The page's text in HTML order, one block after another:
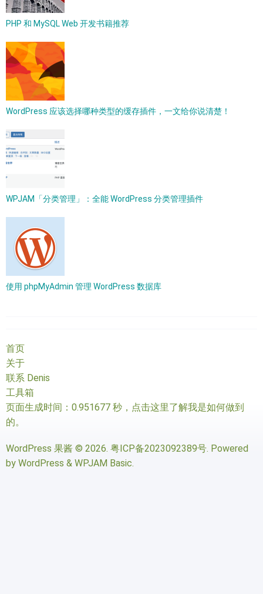
PHP 和 MySQL Web 开发书籍推荐
WordPress 应该选择哪种类型的缓存插件，一文给你说清楚！
WPJAM「分类管理」：全能 WordPress 分类管理插件
使用 phpMyAdmin 管理 WordPress 数据库
首页
关于
联系 Denis
工具箱
页面生成时间：0.951677 秒， 点击这里了解我是如何做到
的。
WordPress 果酱 © 2026. 粤ICP备2023092389号. Powered
by WordPress & WPJAM Basic.